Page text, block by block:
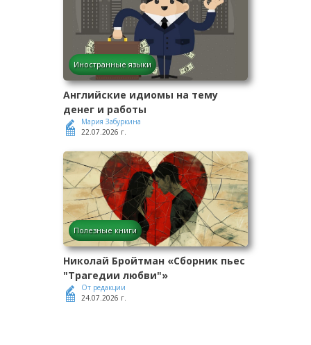
Иностранные языки
Английские идиомы на тему
денег и работы
Мария Забуркина
22.07.2026 г.
Полезные книги
Николай Бройтман «Сборник пьес
"Трагедии любви"»
От редакции
24.07.2026 г.